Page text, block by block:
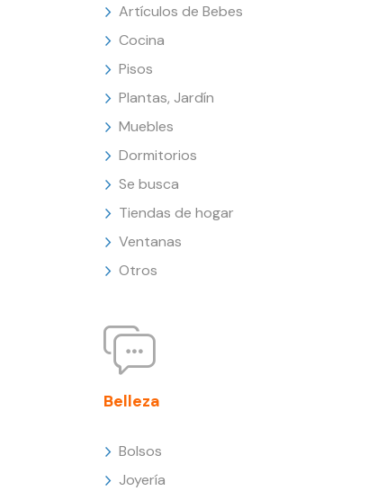
Artículos de Bebes
Cocina
Pisos
Plantas, Jardín
Muebles
Dormitorios
Se busca
Tiendas de hogar
Ventanas
Otros
Belleza
Bolsos
Joyería